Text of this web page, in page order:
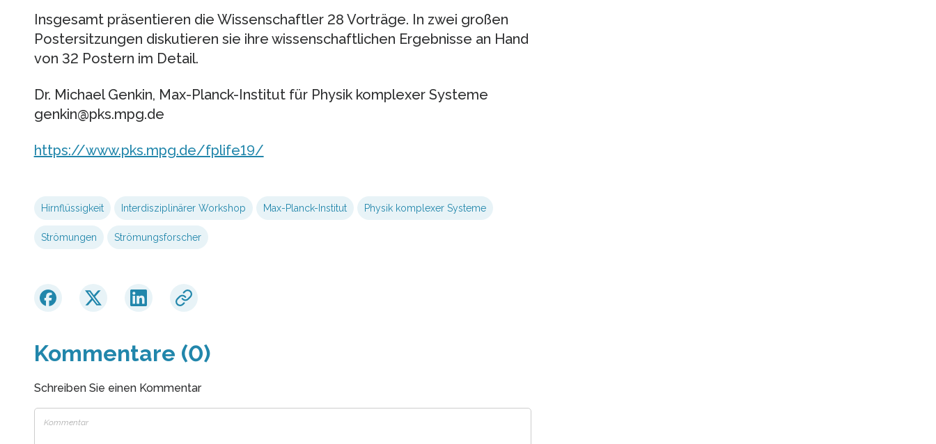
Insgesamt präsentieren die Wissenschaftler 28 Vorträge. In zwei großen
Postersitzungen diskutieren sie ihre wissenschaftlichen Ergebnisse an Hand
von 32 Postern im Detail.
Dr. Michael Genkin, Max-Planck-Institut für Physik komplexer Systeme
genkin@pks.mpg.de
https://www.pks.mpg.de/fplife19/
Hirnflüssigkeit Interdisziplinärer Workshop Max-Planck-Institut Physik komplexer Systeme
Strömungen Strömungsforscher
Kommentare (0)
Schreiben Sie einen Kommentar